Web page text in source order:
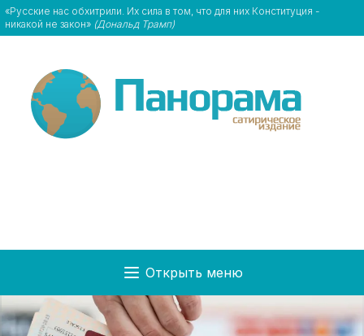
«Русские нас обхитрили. Их сила в том, что для них Конституция -
никакой не закон» (Дональд Трамп)
Открыть меню